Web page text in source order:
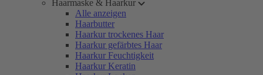
Haarmaske & Haarkur
Alle anzeigen
Haarbutter
Haarkur trockenes Haar
Haarkur gefärbtes Haar
Haarkur Feuchtigkeit
Haarkur Keratin